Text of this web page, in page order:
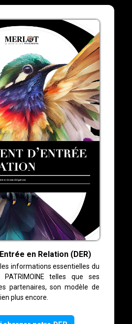
en Relation (DER)
informations essentielles du
PATRIMOINE telles que ses
partenaires, son modèle de
plus encore.